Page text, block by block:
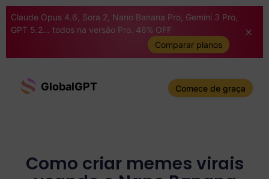
Claude Opus 4.6, Sora 2, Nano Banana Pro, Gemini 3 Pro,
GPT 5.2... todos na versão Pro. 46% OFF
Comparar planos
GlobalGPT Comece de graça
Como criar memes virais